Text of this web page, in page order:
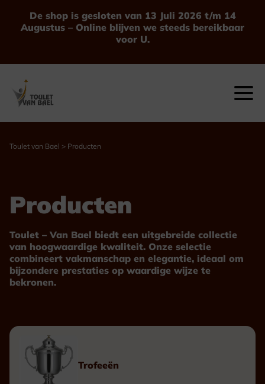
De shop is gesloten van 13 Juli 2026 t/m 14
Augustus – Online blijven we steeds bereikbaar
voor U.
Toulet van Bael > Producten
Producten
Toulet – Van Bael biedt een uitgebreide collectie
van hoogwaardige kwaliteit. Onze selectie
combineert vakmanschap en elegantie, ideaal om
bijzondere prestaties op waardige wijze te
bekronen.
Trofeeën